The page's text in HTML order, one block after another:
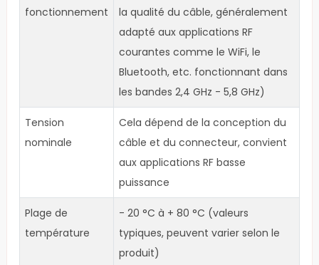
fonctionnement
la qualité du câble, généralement
adapté aux applications RF
courantes comme le WiFi, le
Bluetooth, etc. fonctionnant dans
les bandes 2,4 GHz - 5,8 GHz)
Tension
nominale
Cela dépend de la conception du
câble et du connecteur, convient
aux applications RF basse
puissance
Plage de
température
- 20 °C à + 80 °C (valeurs
typiques, peuvent varier selon le
produit)